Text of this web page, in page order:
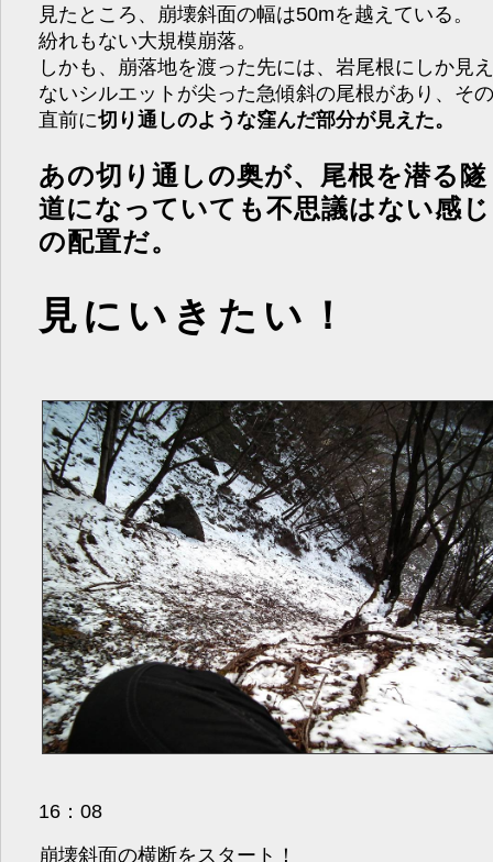
見たところ、崩壊斜面の幅は50mを越えている。
紛れもない大規模崩落。
しかも、崩落地を渡った先には、岩尾根にしか見
ないシルエットが尖った急傾斜の尾根があり、そ
直前に切り通しのような窪んだ部分が見えた。
あの切り通しの奥が、尾根を潜る隧
道になっていても不思議はない感じ
の配置だ。
見にいきたい！
16：08
崩壊斜面の横断をスタート！